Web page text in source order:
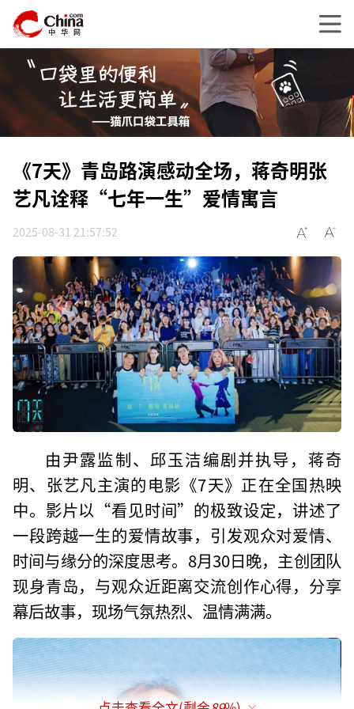
《7天》青岛路演感动全场，蒋奇明张
艺凡诠释“七年一生”爱情寓言
2025-08-31 21:57:52
由尹露监制、邱玉洁编剧并执导，蒋奇
明、张艺凡主演的电影《7天》正在全国热映
中。影片以“看见时间”的极致设定，讲述了
一段跨越一生的爱情故事，引发观众对爱情、
时间与缘分的深度思考。8月30日晚，主创团队
现身青岛，与观众近距离交流创作心得，分享
幕后故事，现场气氛热烈、温情满满。